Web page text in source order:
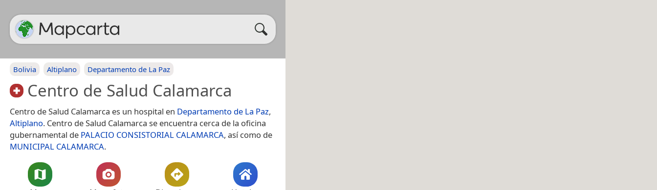
Bolivia Altiplano Departamento de La Paz
Centro de Salud Calamarca
Centro de Salud Calamarca es un hospital en Departamento de La Paz,
Altiplano. Centro de Salud Calamarca se encuentra cerca de la oficina
gubernamental de PALACIO CONSISTORIAL CALAMARCA, así como de
MUNICIPAL CALAMARCA.